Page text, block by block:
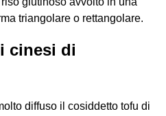
triangolare o rettangolare.
cinesi di
diffuso il cosiddetto tofu di